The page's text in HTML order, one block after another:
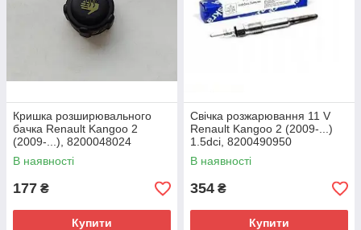
Кришка розширювального
бачка Renault Kangoo 2
(2009-...), 8200048024
В наявності
177 ₴
Купити
Свічка розжарювання 11 V
Renault Kangoo 2 (2009-...)
1.5dci, 8200490950
В наявності
354 ₴
Купити